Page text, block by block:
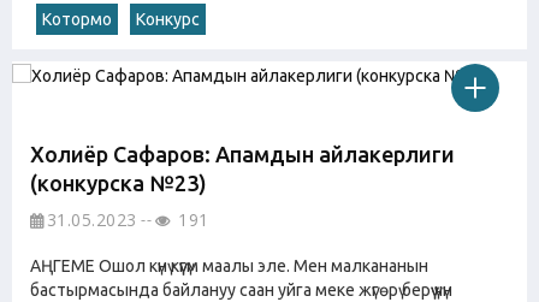
Котормо Конкурс
Холиёр Сафаров: Апамдын айлакерлиги
(конкурска №23)
31.05.2023 191
АҢГЕМЕ Ошол күнү күүгүм маалы эле. Мен малкананын
бастырмасында байлануу саан уйга меке жүгөрү берүү үчүн